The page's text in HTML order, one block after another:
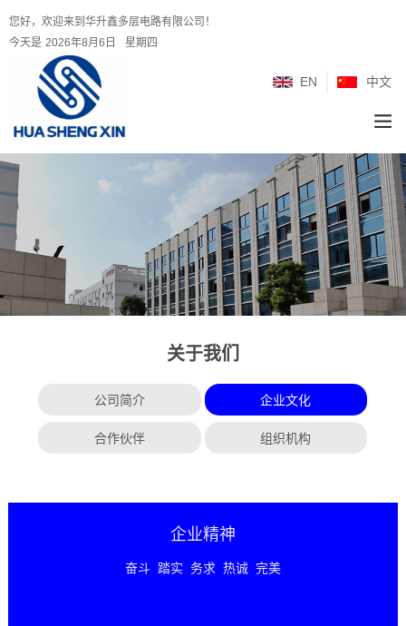
您好，欢迎来到华升鑫多层电路有限公司！
今天是 2026年8月6日 星期四
中文
EN
关于我们
公司简介 企业文化
合作伙伴 组织机构
企业精神
奋斗 踏实 务求 热诚 完美